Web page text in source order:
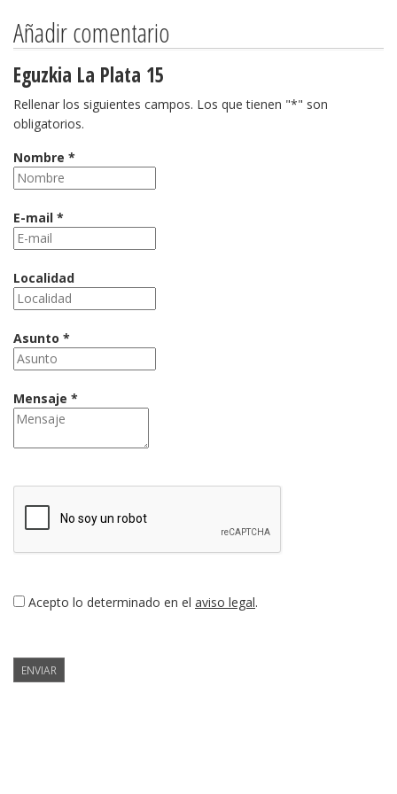
Añadir comentario
Eguzkia La Plata 15
Rellenar los siguientes campos. Los que tienen "*" son
obligatorios.
Nombre *
E-mail *
Localidad
Asunto *
Mensaje *
Acepto lo determinado en el aviso legal.
ENVIAR